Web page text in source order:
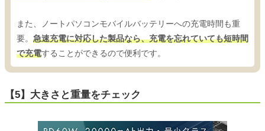
また、ノートパソコンモバイルバッテリーへの充電時間も重
要。 急速充電に対応した製品なら、充電を忘れていても短時間
で充電することができるので便利です。
【5】大きさと重量をチェック